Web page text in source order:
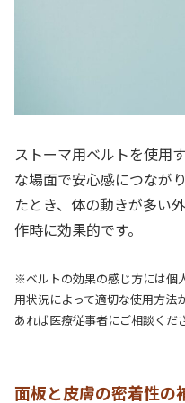
ストーマ用ベルトを使用
な場面で安心感につなが
たとき、体の動きが多い
作時に効果的です。
※ベルトの効果の感じ方には個
用状況によって適切な使用方法
あれば医療従事者にご相談くだ
面板と皮膚の密着性の